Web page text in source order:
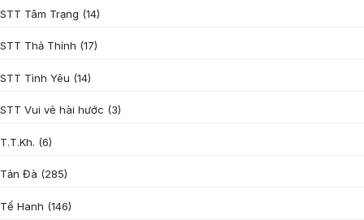
STT Tâm Trạng (14)
STT Thả Thính (17)
STT Tình Yêu (14)
STT Vui vẻ hài hước (3)
T.T.Kh. (6)
Tản Đà (285)
Tế Hanh (146)